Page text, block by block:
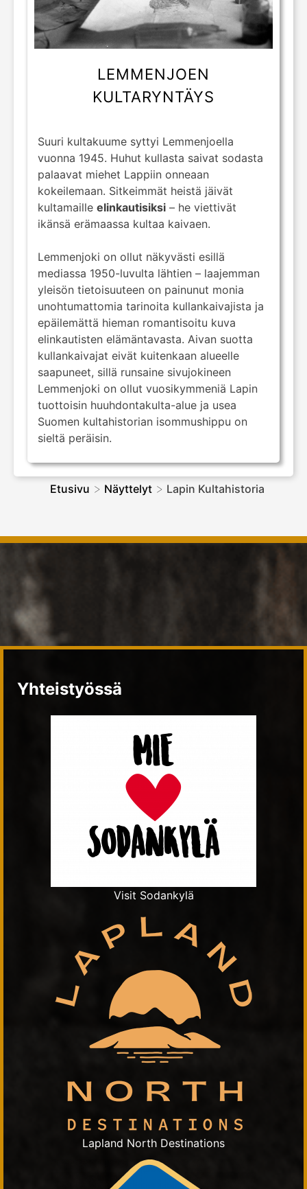
LEMMENJOEN
KULTARYNTÄYS
Suuri kultakuume syttyi Lemmenjoella
vuonna 1945. Huhut kullasta saivat sodasta
palaavat miehet Lappiin onneaan
kokeilemaan. Sitkeimmät heistä jäivät
kultamaille elinkautisiksi – he viettivät
ikänsä erämaassa kultaa kaivaen.
Lemmenjoki on ollut näkyvästi esillä
mediassa 1950-luvulta lähtien – laajemman
yleisön tietoisuuteen on painunut monia
unohtumattomia tarinoita kullankaivajista ja
epäilemättä hieman romantisoitu kuva
elinkautisten elämäntavasta. Aivan suotta
kullankaivajat eivät kuitenkaan alueelle
saapuneet, sillä runsaine sivujokineen
Lemmenjoki on ollut vuosikymmeniä Lapin
tuottoisin huuhdontakulta-alue ja usea
Suomen kultahistorian isommushippu on
sieltä peräisin.
Etusivu > Näyttelyt > Lapin Kultahistoria
Yhteistyössä
Visit Sodankylä
Lapland North Destinations